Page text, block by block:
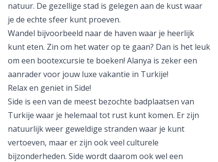
natuur. De gezellige stad is gelegen aan de kust waar
je de echte sfeer kunt proeven.
Wandel bijvoorbeeld naar de haven waar je heerlijk
kunt eten. Zin om het water op te gaan? Dan is het leuk
om een bootexcursie te boeken! Alanya is zeker een
aanrader voor jouw luxe vakantie in Turkije!
Relax en geniet in Side!
Side is een van de meest bezochte badplaatsen van
Turkije waar je helemaal tot rust kunt komen. Er zijn
natuurlijk weer geweldige stranden waar je kunt
vertoeven, maar er zijn ook veel culturele
bijzonderheden. Side wordt daarom ook wel een